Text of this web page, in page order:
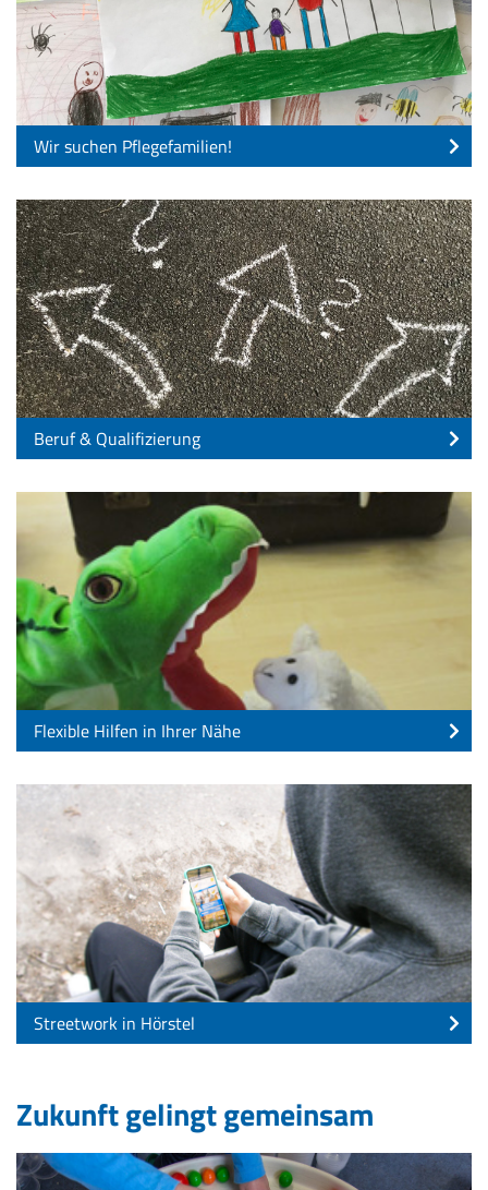
Wir suchen Pflegefamilien!
Beruf & Qualifizierung
Flexible Hilfen in Ihrer Nähe
Streetwork in Hörstel
Zukunft gelingt gemeinsam